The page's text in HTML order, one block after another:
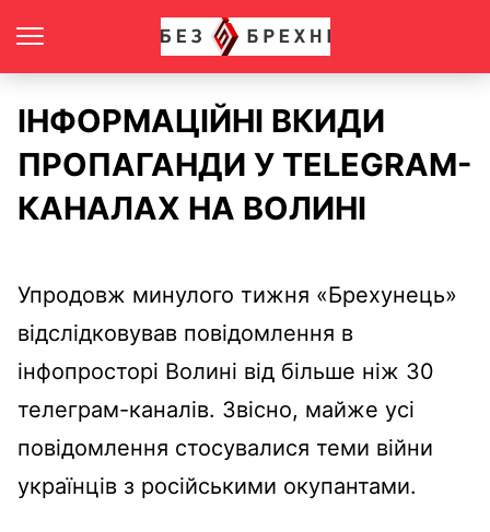
ІНФОРМАЦІЙНІ ВКИДИ
ПРОПАГАНДИ У TELEGRAM-
КАНАЛАХ НА ВОЛИНІ
Упродовж минулого тижня «Брехунець»
відслідковував повідомлення в
інфопросторі Волині від більше ніж 30
телеграм-каналів. Звісно, майже усі
повідомлення стосувалися теми війни
українців з російськими окупантами.